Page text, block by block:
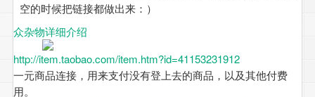
空的时候把链接都做出来：）
众杂物详细介绍
http://item.taobao.com/item.htm?id=41153231912
一元商品连接，用来支付没有登上去的商品，以及其他付费
用。